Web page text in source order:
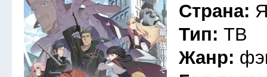
Страна:
Тип: ТВ
Жанр: